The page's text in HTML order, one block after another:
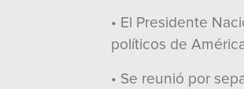
• El Presidente
políticos de
• Se reunió por